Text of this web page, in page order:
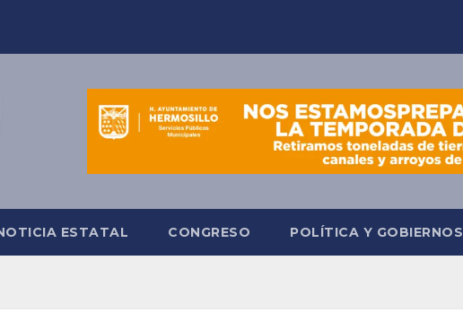
ESTATAL CONGRESO POLÍTICA Y GOBIERNOS